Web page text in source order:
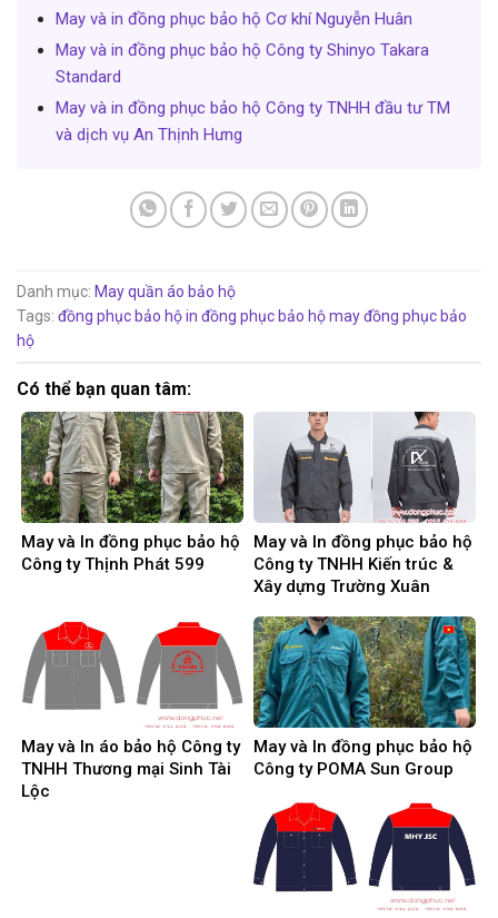
May và in đồng phục bảo hộ Cơ khí Nguyễn Huân
May và in đồng phục bảo hộ Công ty Shinyo Takara
Standard
May và in đồng phục bảo hộ Công ty TNHH đầu tư TM
và dịch vụ An Thịnh Hưng
Danh mục: May quần áo bảo hộ
Tags: đồng phục bảo hộin đồng phục bảo hộmay đồng phục bảo
hộ
Có thể bạn quan tâm:
May và In đồng phục bảo hộ
Công ty Thịnh Phát 599
May và In đồng phục bảo hộ
Công ty TNHH Kiến trúc &
Xây dựng Trường Xuân
May và In áo bảo hộ Công ty
TNHH Thương mại Sinh Tài
Lộc
May và In đồng phục bảo hộ
Công ty POMA Sun Group